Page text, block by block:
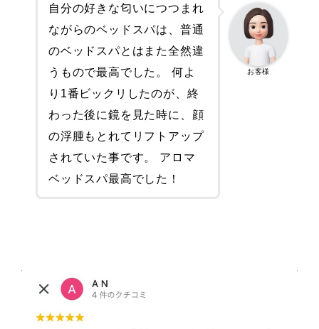
自分の好きな匂いにつつまれ
ながらのベッドスパは、普通
のベッドスパとはまた全然違
うもので最高でした。 何よ
り1番ビックリしたのが、終
わった後に鏡を見た時に、顔
の浮腫もとれてリフトアップ
されていた事です。 アロマ
ベッドスパ最高でした！
お客様